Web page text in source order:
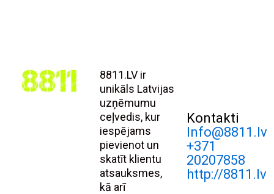
8811.LV ir
unikāls Latvijas
uzņēmumu
ceļvedis, kur
iespējams
pievienot un
skatīt klientu
atsauksmes,
kā arī
Kontakti
Info@8811.lv
+371
20207858
http://8811.lv